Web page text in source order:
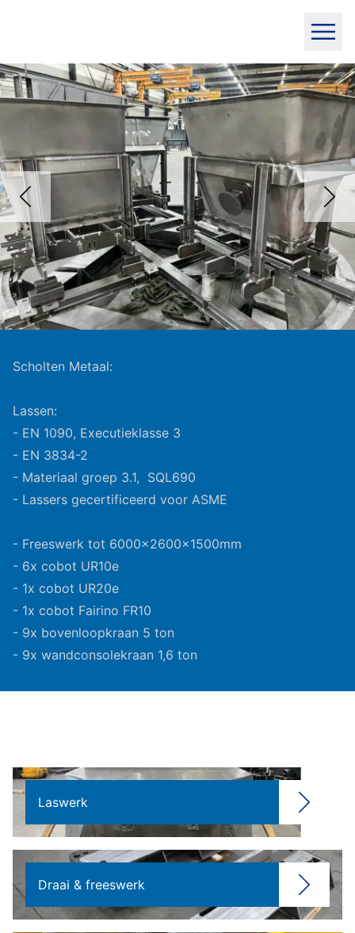
Scholten Metaal:
Lassen:
- EN 1090, Executieklasse 3
- EN 3834-2
- Materiaal groep 3.1, SQL690
- Lassers gecertificeerd voor ASME
- Freeswerk tot 6000x2600x1500mm
- 6x cobot UR10e
- 1x cobot UR20e
- 1x cobot Fairino FR10
- 9x bovenloopkraan 5 ton
- 9x wandconsolekraan 1,6 ton
Laswerk
Draai & freeswerk